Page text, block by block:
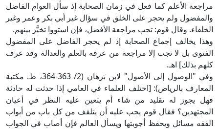
مراجعة الأعلم كما فعل في زمان الصحابة إذ سأل العوام الفاضل
والمفضول ولم يحجر على الخلق في سؤال غير أبي بكر وعمر وغير
الخلفاء. وقال قوم: تجب مراجعة الأفضل، فإن استووا تخيَّر بينهم.
وهذا يخالف إجماع الصحابة إذ لم يحجر الفاضل على المفضول
الفتوى بل لا تجب إلا مراجعة من عرفه بالعلم والعدالة وقد عرف
كلهم بذلك] اهـ.
وفي "الوصول إلى الأصول" لابن بَرهان (2/ 363-364، ط. مكتبة
المعارف بالرياض): [اختلف العلماء في العامي إذا حدثت له حادثة
فهل يجوز له تقليد من شاء أم يتعين عليه النظر في أعيان
المجتهدين؟ فقال قوم يجب عليه أن يتلقف من كل باب من أبواب
الفقه مسائل ويحفظ أجوبتها ويسأل العالم فإن أصاب في الجواب